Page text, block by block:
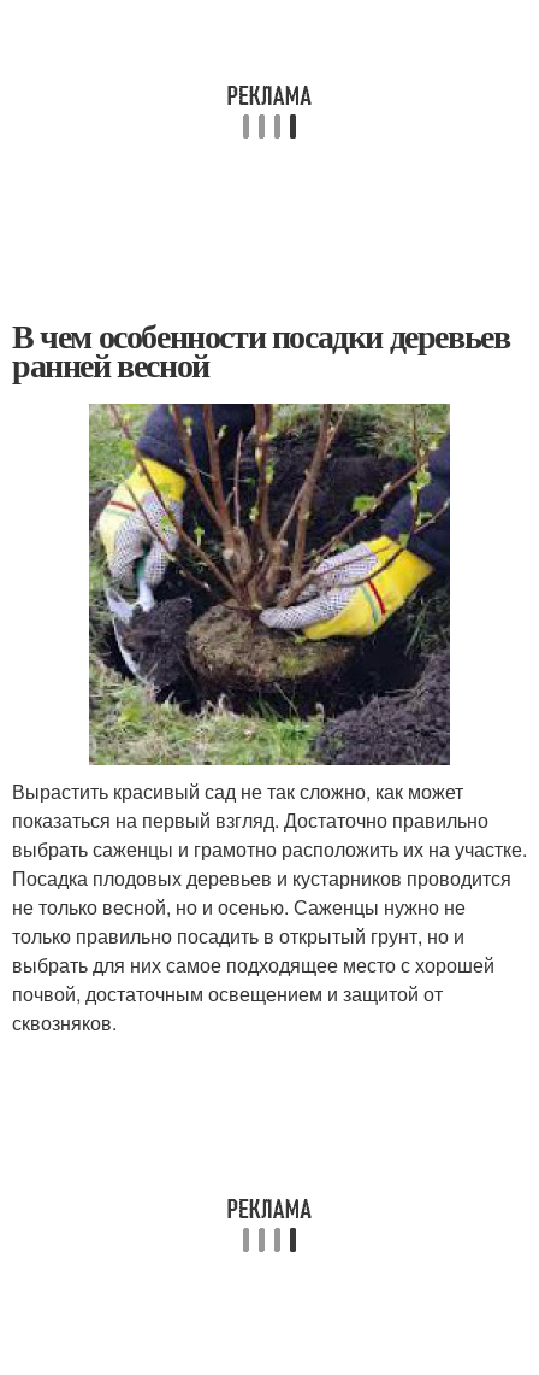
В чем особенности посадки деревьев
ранней весной
Вырастить красивый сад не так сложно, как может
показаться на первый взгляд. Достаточно правильно
выбрать саженцы и грамотно расположить их на участке.
Посадка плодовых деревьев и кустарников проводится
не только весной, но и осенью. Саженцы нужно не
только правильно посадить в открытый грунт, но и
выбрать для них самое подходящее место с хорошей
почвой, достаточным освещением и защитой от
сквозняков.